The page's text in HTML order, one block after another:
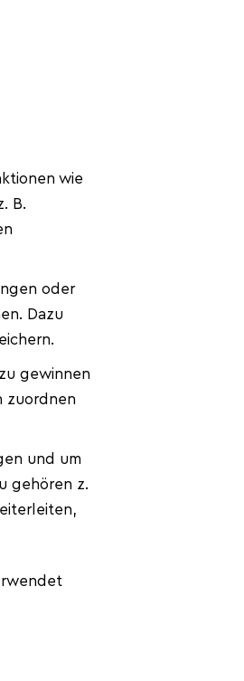
wie
B.
oder
Dazu
gewinnen
zuordnen
und um
gehören z.